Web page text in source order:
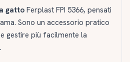
gatto Ferplast FPI 5366, pensati
Sono un accessorio pratico
gestire più facilmente la